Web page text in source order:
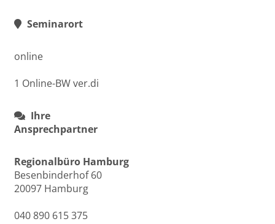
Seminarort
online
1 Online-BW ver.di
Ihre
Ansprechpartner
Regionalbüro Hamburg
Besenbinderhof 60
20097 Hamburg
040 890 615 375